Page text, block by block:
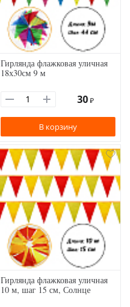
Гирлянда флажковая уличная
18х30см 9 м
30 ₽
В корзину
Гирлянда флажковая уличная
10 м, шаг 15 см, Солнце